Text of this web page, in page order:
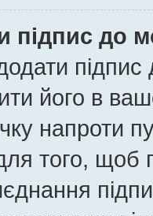
підпис до
його в
напроти
того, щоб